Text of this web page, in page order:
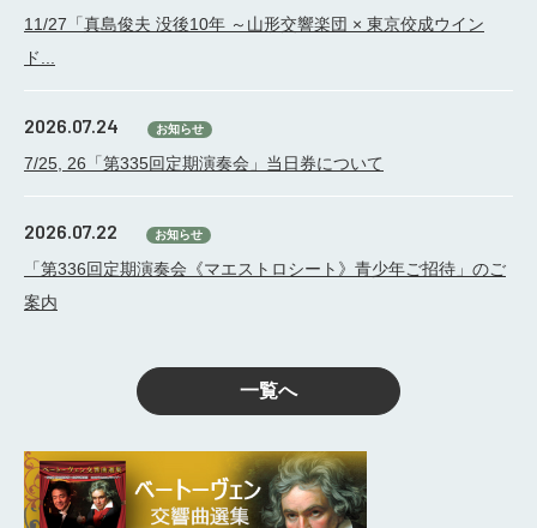
11/27「真島俊夫 没後10年 ～山形交響楽団 × 東京佼成ウイン
ド...
2026.07.24 お知らせ
7/25, 26「第335回定期演奏会」当日券について
2026.07.22 お知らせ
「第336回定期演奏会《マエストロシート》青少年ご招待」のご
案内
一覧へ